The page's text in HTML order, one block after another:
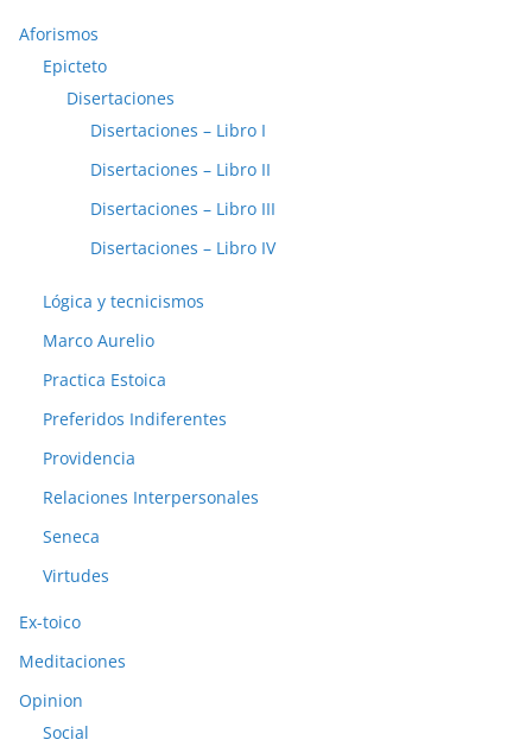
Aforismos
Epicteto
Disertaciones
Disertaciones – Libro I
Disertaciones – Libro II
Disertaciones – Libro III
Disertaciones – Libro IV
Lógica y tecnicismos
Marco Aurelio
Practica Estoica
Preferidos Indiferentes
Providencia
Relaciones Interpersonales
Seneca
Virtudes
Ex-toico
Meditaciones
Opinion
Social